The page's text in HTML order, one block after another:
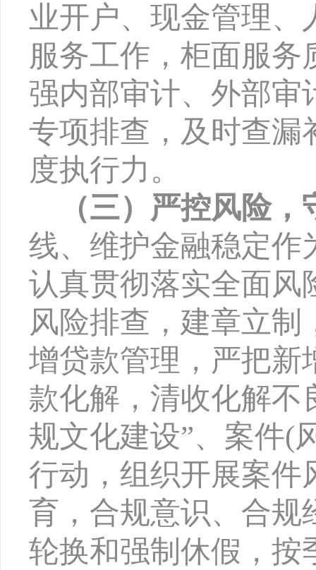
业开户、现金管理、
服务工作，柜面服务
强内部审计、外部审
专项排查， 及时查漏
度执行力。
（三）严控风险
线、维护金融稳定作
认真贯彻落实全面风
风险排查，建章立
增贷款管理，严把新
款化解， 清收化解不
规文化建设”、案件(
行动，组织开展案件
育，合规意识、合规
轮换和强制休假，按